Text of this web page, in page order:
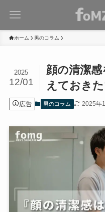
ホーム 男のコラム
顔の清潔
えておき
2025
12/01
広告 男のコラム 2025年